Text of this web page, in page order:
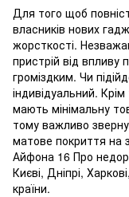
Для того щоб
власників нових
жорсткості.
пристрій від впливу
громіздким. Чи
індивідуальний. Крім
мають мінімальну
тому важливо
матове покриття на
Айфона 16 Про
Києві, Дніпрі,
країни.